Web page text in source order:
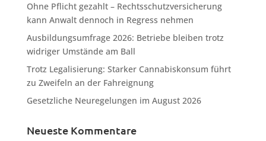
Ohne Pflicht gezahlt – Rechtsschutzversicherung
kann Anwalt dennoch in Regress nehmen
Ausbildungsumfrage 2026: Betriebe bleiben trotz
widriger Umstände am Ball
Trotz Legalisierung: Starker Cannabiskonsum führt
zu Zweifeln an der Fahreignung
Gesetzliche Neuregelungen im August 2026
Neueste Kommentare